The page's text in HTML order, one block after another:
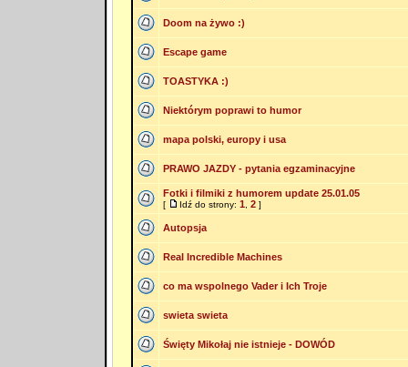
Doom na żywo :)
Escape game
TOASTYKA :)
Niektórym poprawi to humor
mapa polski, europy i usa
PRAWO JAZDY - pytania egzaminacyjne
Fotki i filmiki z humorem update 25.01.05
[ Idź do strony: 1, 2]
Autopsja
Real Incredible Machines
co ma wspolnego Vader i Ich Troje
swieta swieta
Święty Mikołaj nie istnieje - DOWÓD